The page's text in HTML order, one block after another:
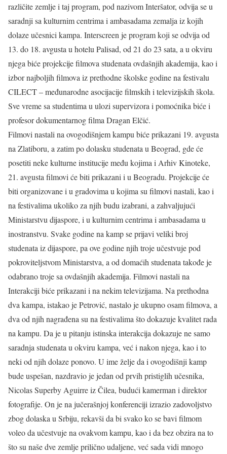
različite zemlje i taj program, pod nazivom Interšator, odvija se u
saradnji sa kulturnim centrima i ambasadama zemalja iz kojih
dolaze učesnici kampa. Interscreen je program koji se odvija od
13. do 18. avgusta u hotelu Palisad, od 21 do 23 sata, a u okviru
njega biće projekcije filmova studenata ovdašnjih akademija, kao i
izbor najboljih filmova iz prethodne školske godine na festivalu
CILECT – međunarodne asocijacije filmskih i televizijskih škola.
Sve vreme sa studentima u ulozi supervizora i pomoćnika biće i
profesor dokumentarnog filma Dragan Elčić.
Filmovi nastali na ovogodišnjem kampu biće prikazani 19. avgusta
na Zlatiboru, a zatim po dolasku studenata u Beograd, gde će
posetiti neke kulturne institucije među kojima i Arhiv Kinoteke,
21. avgusta filmovi će biti prikazani i u Beogradu. Projekcije će
biti organizovane i u gradovima u kojima su filmovi nastali, kao i
na festivalima ukoliko za njih budu izabrani, a zahvaljujući
Ministarstvu dijaspore, i u kulturnim centrima i ambasadama u
inostranstvu. Svake godine na kamp se prijavi veliki broj
studenata iz dijaspore, pa ove godine njih troje učestvuje pod
pokroviteljstvom Ministarstva, a od domaćih studenata takođe je
odabrano troje sa ovdašnjih akademija. Filmovi nastali na
Interakciji biće prikazani i na nekim televizijama. Na prethodna
dva kampa, istakao je Petrović, nastalo je ukupno osam filmova, a
dva od njih nagrađena su na festivalima što dokazuje kvalitet rada
na kampu. Da je u pitanju istinska interakcija dokazuje ne samo
saradnja studenata u okviru kampa, već i nakon njega, kao i to
neki od njih dolaze ponovo. U ime želje da i ovogodišnji kamp
bude uspešan, nazdravio je jedan od prvih pristiglih učesnika,
Nicolas Superby Aguirre iz Čilea, budući kamerman i direktor
fotografije. On je na jučerašnjoj konferenciji izrazio zadovoljstvo
zbog dolaska u Srbiju, rekavši da bi svako ko se bavi filmom
voleo da učestvuje na ovakvom kampu, kao i da bez obzira na to
što su naše dve zemlje prilično udaljene, već sada vidi mnogo